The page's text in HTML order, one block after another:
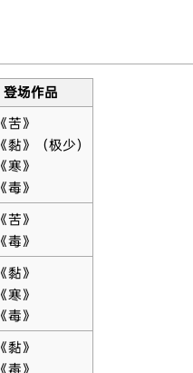
登场作品
《苦》
《黏》（极少）
《寒》
《毒》
《苦》
《毒》
《黏》
《寒》
《毒》
《黏》
《毒》